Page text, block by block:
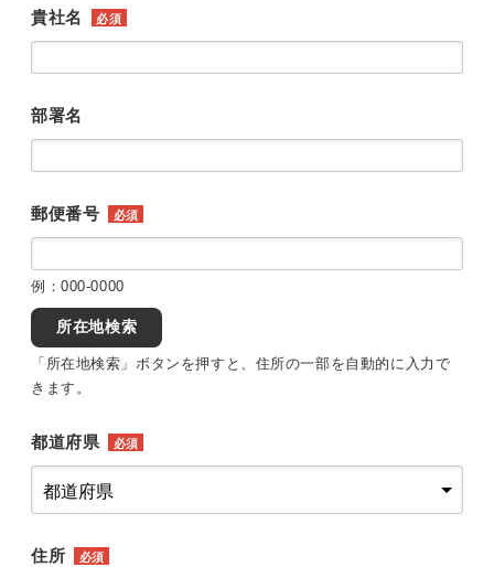
貴社名 必須
部署名
郵便番号 必須
例：000-0000
所在地検索
「所在地検索」ボタンを押すと、住所の一部を自動的に入力で
きます。
都道府県 必須
住所 必須